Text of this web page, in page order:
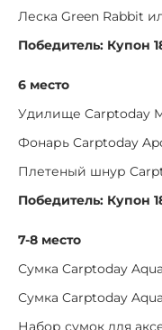
Леска Green Rabbit
Победитель: Купон
6 место
Удилище Carptoday
Фонарь Carptoday
Плетеный шнур
Победитель: Купон
7-8 место
Сумка Carptoday
Сумка Carptoday
Набор сумок для